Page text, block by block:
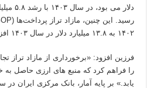
۱۴۰۲ به ۱۳.۸ میلیارد دلار در سال ۱۴۰۳ افزایش یافت.
فرزین افزود: «برخورداری از مازاد تراز
را فراهم کرد که منبع های ارزی حاصل به
یابد.» بر پایه آمار، بانک مرکزی ایران